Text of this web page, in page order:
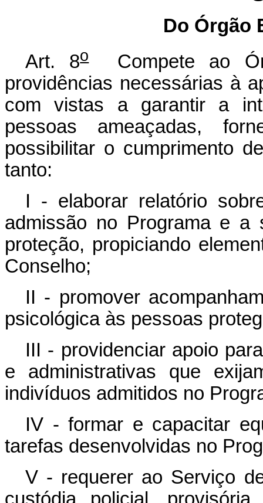
Do Órgão
Art. 8oCompete ao
providências necessárias à
com vistas a garantir a
pessoas ameaçadas,
possibilitar o cumprimento
tanto:
I - elaborar relatório
admissão no Programa e a
proteção, propiciando
Conselho;
II - promover
psicológica às pessoas
III - providenciar apoio
e administrativas que
indivíduos admitidos no
IV - formar e capacitar
tarefas desenvolvidas no
V - requerer ao Serviço